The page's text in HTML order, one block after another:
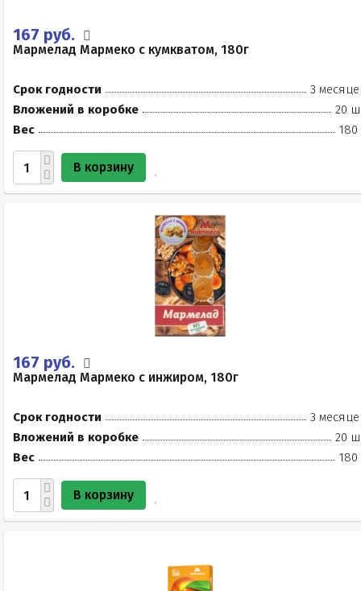
167 руб.
Мармелад Мармеко с кумкватом, 180г
Срок годности
3
Вложений в коробке
20
Вес
180
В корзину
167 руб.
Мармелад Мармеко с инжиром, 180г
Срок годности
3
Вложений в коробке
20
Вес
180
В корзину